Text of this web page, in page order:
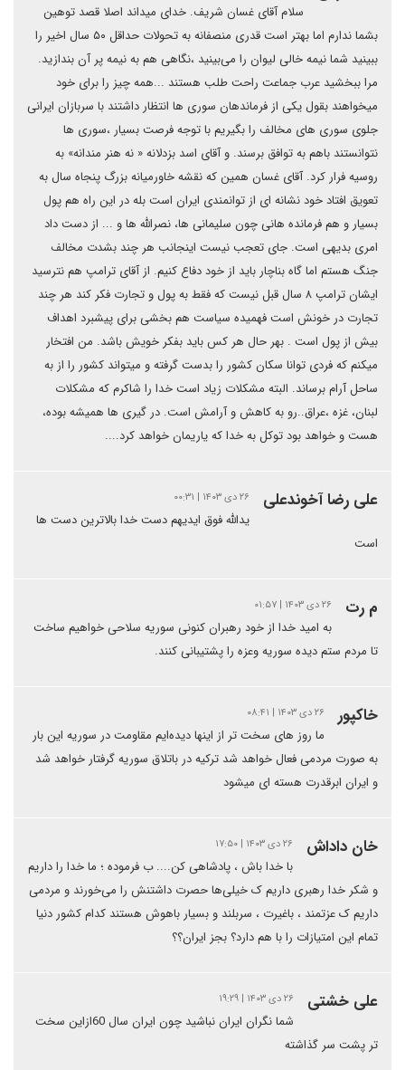
سلام آقای غسان شریف. خدای میداند اصلا قصد توهین
بشما ندارم اما بهتر است قدری منصفانه به تحولات حداقل ۵۰ سال اخیر را
ببینید شما نیمه خالی لیوان را می‌بینید ،نگاهی هم به نیمه پر آن بندازید.
مرا ببخشید عرب جماعت راحت طلب هستند ...همه چیز را برای خود
میخواهند بقول یکی از فرماندهان سوری ها انتظار داشتند با سربازان ایرانی
جلوی سوری های مخالف را بگیریم با توجه فرصت بسیار ،سوری ها
نتوانستند باهم به توافق برسند. و آقای اسد بزدلانه « نه هنر مندانه» به
روسیه فرار کرد. آقای غسان همین که نقشه خاورمیانه بزرگ پنجاه سال به
تعویق افتاد خود نشانه ای از توانمندی ایران است بله در این راه هم پول
بسیار و هم فرمانده هانی چون سلیمانی ها، نصرالله ها و ... از دست داد
امری بدیهی است. جای تعجب نیست اینجانب هر چند بشدت مخالف
جنگ هستم اما گاه بناچار باید از خود دفاع کنیم. از آقای ترامپ هم نترسید
ایشان ترامپ ۸ سال قبل نیست که فقط به پول و تجارت فکر کند هر چند
تجارت در خونش است فهمیده سیاست هم بخشی برای پیشبرد اهداف
بیش از پول است . بهر حال هر کس باید بفکر خویش باشد. من افتخار
میکنم که فردی توانا سکان کشور را بدست گرفته و میتواند کشور را از به
ساحل آرام برساند. البته مشکلات زیاد است خدا را شاکرم که مشکلات
لبنان، غزه ،عراق..رو به کاهش و آرامش است. در گیری ها همیشه بوده،
هست و خواهد بود توکل به خدا که یاریمان خواهد کرد....
علی رضا آخوندعلی ۲۶ دی ۱۴۰۳ | ۰۰:۳۱
یدالله فوق ایدیهم دست خدا بالاترین دست ها
است
م رت ۲۶ دی ۱۴۰۳ | ۰۱:۵۷
به امید خدا از خود رهبران کنونی سوریه سلاحی خواهیم ساخت
تا مردم ستم دیده سوریه وعزه را پشتیبانی کنند.
خاکپور ۲۶ دی ۱۴۰۳ | ۰۸:۴۱
ما روز های سخت تر از اینها دیده‌ایم مقاومت در سوریه این بار
به صورت مردمی فعال خواهد شد ترکیه در باتلاق سوریه گرفتار خواهد شد
و ایران ابرقدرت هسته ای میشود
خان داداش ۲۶ دی ۱۴۰۳ | ۱۷:۵۰
با خدا باش ، پادشاهی کن.... ب فرموده ؛ ما خدا را داریم
و شکر خدا رهبری داریم ک خیلی‌ها حصرت داشتنش را می‌خورند و مردمی
داریم ک عزتمند ، باغیرت ، سربلند و بسیار باهوش هستند کدام کشور دنیا
تمام این امتیازات را با هم دارد؟ بجز ایران؟؟
علی خشتی ۲۶ دی ۱۴۰۳ | ۱۹:۲۹
شما نگران ایران نباشید چون ایران سال 60ازاین سخت
تر پشت سر گذاشته